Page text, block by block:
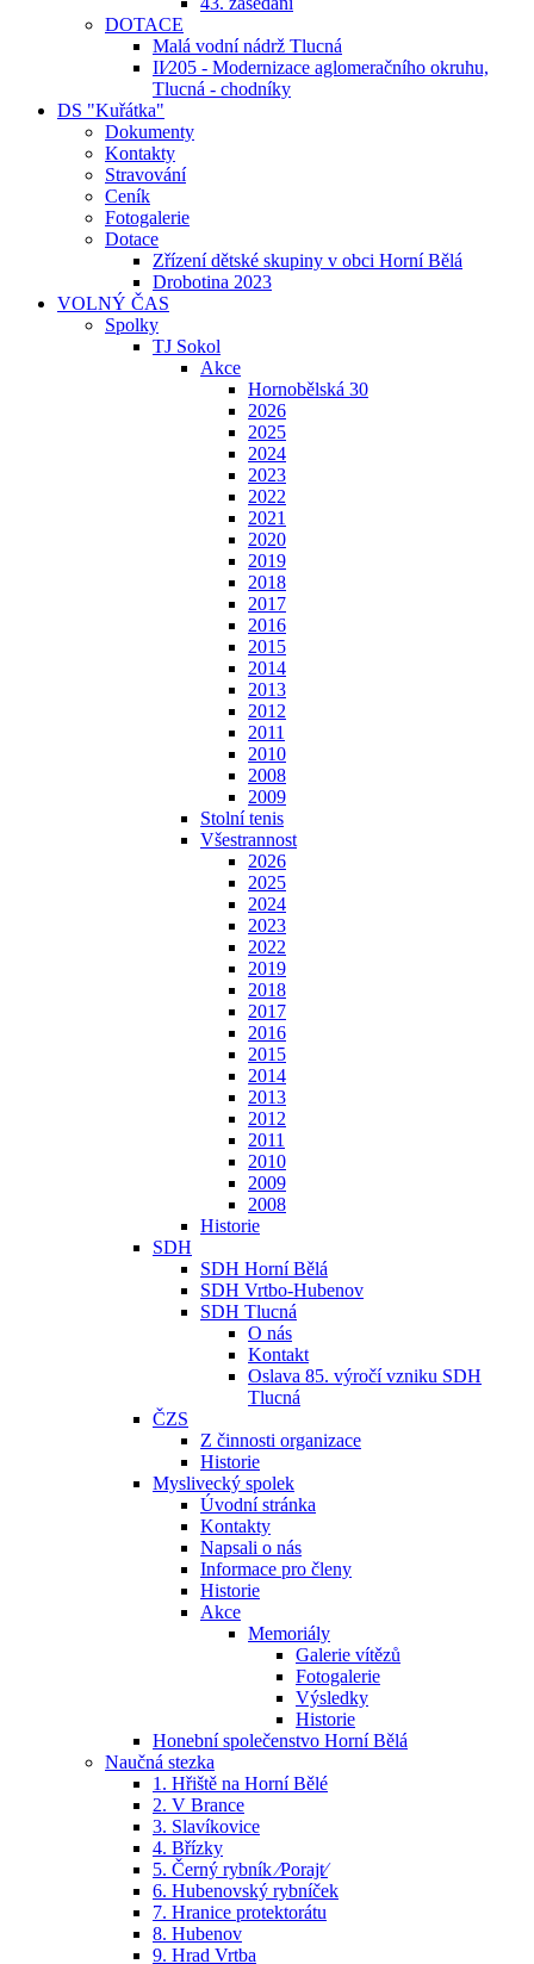
DOTACE
Malá vodní nádrž Tlucná
II⁄205 - Modernizace aglomeračního okruhu,
Tlucná - chodníky
DS "Kuřátka"
Dokumenty
Kontakty
Stravování
Ceník
Fotogalerie
Dotace
Zřízení dětské skupiny v obci Horní Bělá
Drobotina 2023
VOLNÝ ČAS
Spolky
TJ Sokol
Akce
Hornobělská 30
2026
2025
2024
2023
2022
2021
2020
2019
2018
2017
2016
2015
2014
2013
2012
2011
2010
2008
2009
Stolní tenis
Všestrannost
2026
2025
2024
2023
2022
2019
2018
2017
2016
2015
2014
2013
2012
2011
2010
2009
2008
Historie
SDH
SDH Horní Bělá
SDH Vrtbo-Hubenov
SDH Tlucná
O nás
Kontakt
Oslava 85. výročí vzniku SDH
Tlucná
ČZS
Z činnosti organizace
Historie
Myslivecký spolek
Úvodní stránka
Kontakty
Napsali o nás
Informace pro členy
Historie
Akce
Memoriály
Galerie vítězů
Fotogalerie
Výsledky
Historie
Honební společenstvo Horní Bělá
Naučná stezka
1. Hřiště na Horní Bělé
2. V Brance
3. Slavíkovice
4. Břízky
5. Černý rybník ⁄Porajt⁄
6. Hubenovský rybníček
7. Hranice protektorátu
8. Hubenov
9. Hrad Vrtba